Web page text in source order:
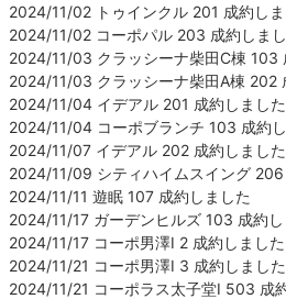
2024/11/02 トゥインクル 201 成約しま
2024/11/02 コーポパル 203 成約しま
2024/11/03 クラッシーナ柴田C棟 103
2024/11/03 クラッシーナ柴田A棟 202
2024/11/04 イデアル 201 成約しました
2024/11/04 コーポブランチ 103 成約
2024/11/07 イデアル 202 成約しました
2024/11/09 シティハイムスイング 206
2024/11/11 遊眠 107 成約しました
2024/11/17 ガーデンヒルズ 103 成約し
2024/11/17 コーポ男澤Ⅰ 2 成約しました
2024/11/21 コーポ男澤Ⅰ 3 成約しました
2024/11/21 コーポラス太子堂Ⅰ 503 成